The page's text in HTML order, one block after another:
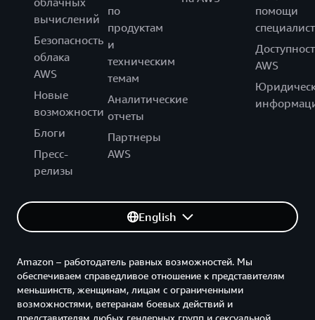
вычислений
Безопасность
облака
AWS
Новые
возможности
Блоги
Пресс-
релизы
по
продуктам
и
техническим
темам
Аналитические
отчеты
Партнеры
AWS
помощи
AWS
English
Amazon – работодатель равных возможностей. Мы
обеспечиваем справедливое отношение к представителям
меньшинств, женщинам, лицам с ограниченными
возможностями, ветеранам боевых действий и